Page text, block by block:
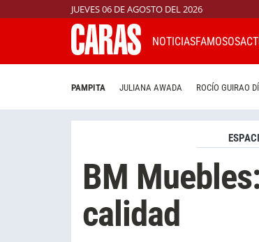
JUEVES 06 DE AGOSTO DEL 2026
NOTICIASFAMOSOS
PAMPITA JULIANA AWADA ROCÍO GUIRAO
BM
calidad